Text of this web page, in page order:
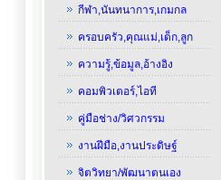
กีฬา,นันทนาการ,เกมกล
ครอบครัว,คุณแม่,เด็ก,ลูก
ความรู้,ข้อมูล,อ้างอิง
คอมพิวเตอร์,ไอที
คู่มือช่าง/วิศวกรรม
งานฝีมือ,งานประดิษฐ์
จิตวิทยา/พัฒนาตนเอง